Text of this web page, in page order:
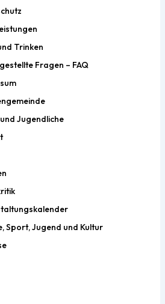
Trinken
Fragen – FAQ
Jugendliche
Sport, Jugend und Kultur